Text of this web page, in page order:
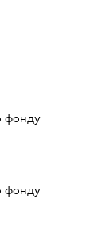
фонду
фонду